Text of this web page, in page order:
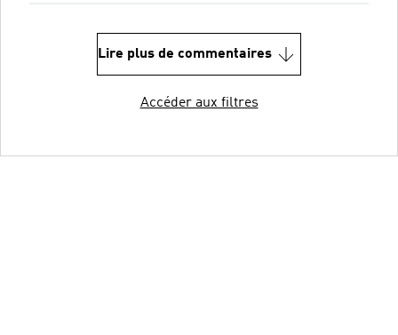
Lire plus de commentaires
Accéder aux filtres